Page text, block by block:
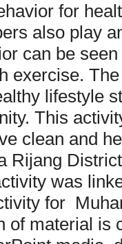
for
also play
can be
exercise.
lifestyle
This
clean and
Rijang
was
for
of material is